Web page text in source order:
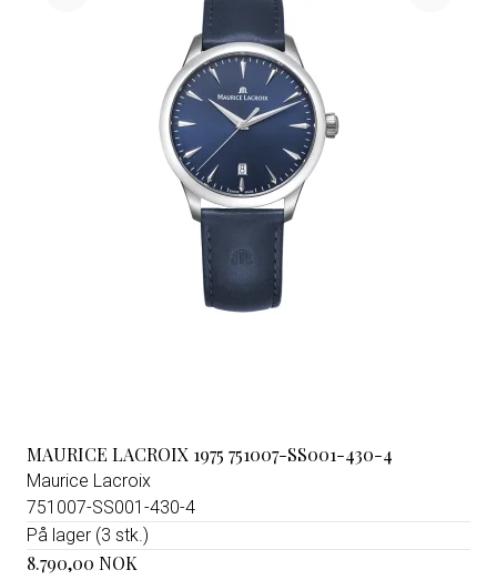
MAURICE LACROIX 1975 751007-SS001-430-4
Maurice Lacroix
751007-SS001-430-4
På lager (3 stk.)
8.790,00 NOK